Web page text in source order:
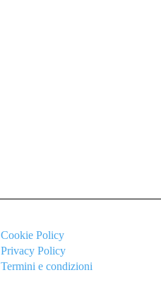
Cookie Policy
Privacy Policy
Termini e condizioni